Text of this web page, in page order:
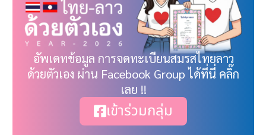
อัพเดทข้อมูล การจดทะเบียนสมรสไทยลาว
ด้วยตัวเอง ผ่าน Facebook Group ได้ที่นี่ คลิ๊ก
เลย !!
เข้าร่วมกลุ่ม